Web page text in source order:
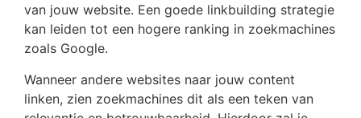
van jouw website. Een goede linkbuilding strategie
kan leiden tot een hogere ranking in zoekmachines
zoals Google.
Wanneer andere websites naar jouw content
linken, zien zoekmachines dit als een teken van